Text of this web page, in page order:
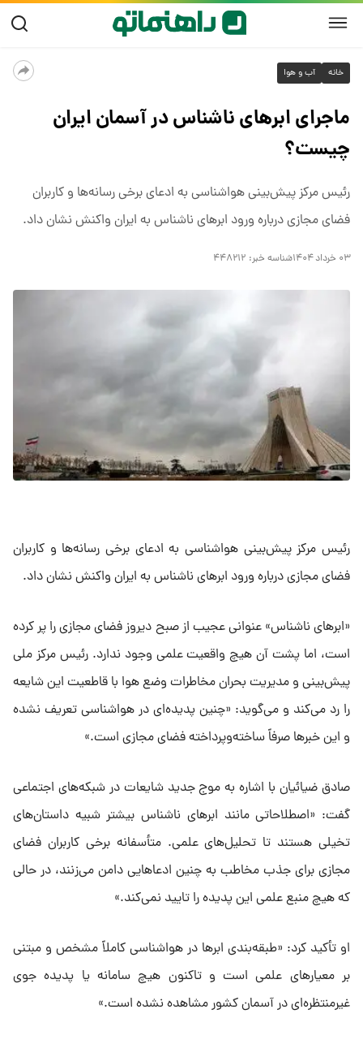
خانه آب و هوا
ماجرای ابرهای ناشناس در آسمان ایران
چیست؟
رئیس مرکز پیش‌بینی هواشناسی به ادعای برخی رسانه‌ها و کاربران
فضای مجازی درباره ورود ابرهای ناشناس به ایران واکنش نشان داد.
۰۳ خرداد ۱۴۰۴ شناسه خبر: ۴۴۸۲۱۲
رئیس مرکز پیش‌بینی هواشناسی به ادعای برخی رسانه‌ها و کاربران
فضای مجازی درباره ورود ابرهای ناشناس به ایران واکنش نشان داد.
«ابرهای ناشناس» عنوانی عجیب از صبح دیروز فضای مجازی را پر کرده
است، اما پشت آن هیچ واقعیت علمی وجود ندارد. رئیس مرکز ملی
پیش‌بینی و مدیریت بحران مخاطرات وضع هوا با قاطعیت این شایعه
را رد می‌کند و می‌گوید: «چنین پدیده‌ای در هواشناسی تعریف نشده
و این خبرها صرفاً ساخته‌وپرداخته فضای مجازی است.»
صادق ضیائیان با اشاره به موج جدید شایعات در شبکه‌های اجتماعی
گفت: «اصطلاحاتی مانند ابرهای ناشناس بیشتر شبیه داستان‌های
تخیلی هستند تا تحلیل‌های علمی. متأسفانه برخی کاربران فضای
مجازی برای جذب مخاطب به چنین ادعاهایی دامن می‌زنند، در حالی
که هیچ منبع علمی این پدیده را تایید نمی‌کند.»
او تأکید کرد: «طبقه‌بندی ابرها در هواشناسی کاملاً مشخص و مبتنی
بر معیارهای علمی است و تاکنون هیچ سامانه یا پدیده‌ جوی
غیرمنتظره‌ای در آسمان کشور مشاهده نشده است.»